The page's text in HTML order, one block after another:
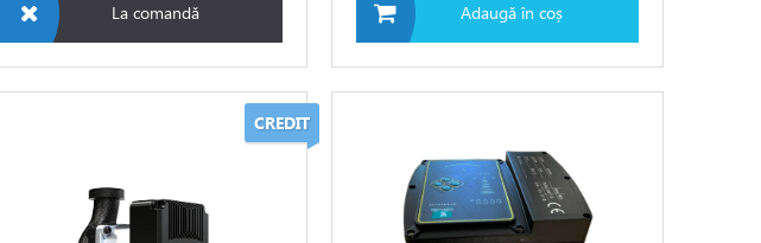
La comandă Adaugă în coș
CREDIT